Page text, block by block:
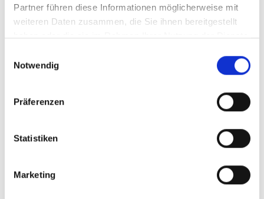
Partner führen diese Informationen möglicherweise mit
weiteren Daten zusammen, die Sie ihnen bereitgestellt
haben oder die sie im Rahmen Ihrer Nutzung der Dienste
Notwendig
Präferenzen
Statistiken
Marketing
Januar - Dezember
Empfohlene Jahreszeit
September, Oktober, November, Dezember